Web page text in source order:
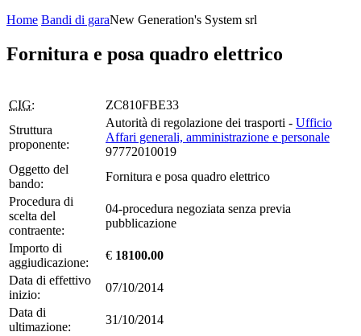
Home Bandi di garaNew Generation's System srl
Fornitura e posa quadro elettrico
CIG:
ZC810FBE33
Struttura
proponente:
Autorità di regolazione dei trasporti - Ufficio
Affari generali, amministrazione e personale
97772010019
Oggetto del
bando:
Fornitura e posa quadro elettrico
Procedura di
scelta del
contraente:
04-procedura negoziata senza previa
pubblicazione
Importo di
aggiudicazione:
€ 18100.00
Data di effettivo
inizio:
07/10/2014
Data di
ultimazione:
31/10/2014